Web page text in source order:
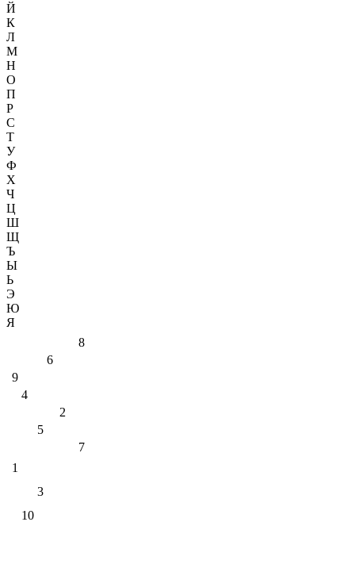
Й
К
Л
М
Н
О
П
Р
С
Т
У
Ф
Х
Ч
Ц
Ш
Щ
Ъ
Ы
Ь
Э
Ю
Я
8
6
9
4
2
5
7
1
3
10